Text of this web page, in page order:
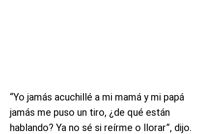
“Yo jamás acuchillé a mi mamá y mi papá
jamás me puso un tiro, ¿de qué están
hablando? Ya no sé si reírme o llorar”, dijo.